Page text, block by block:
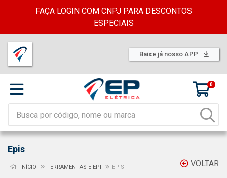
FAÇA LOGIN COM CNPJ PARA DESCONTOS
ESPECIAIS
Baixe já nosso APP
0
Epis
VOLTAR
INÍCIO FERRAMENTAS E EPI EPIS